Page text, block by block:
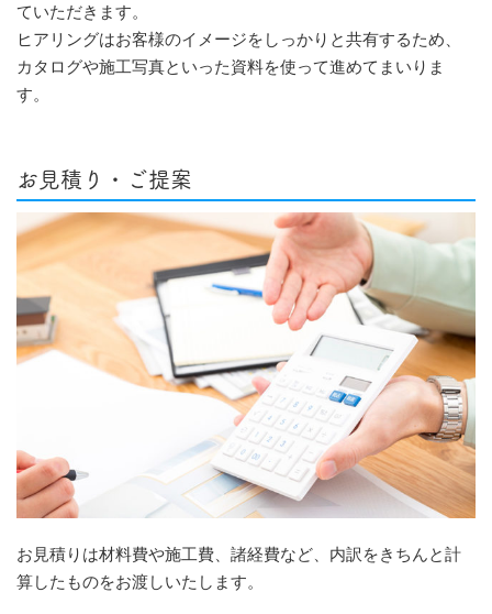
ていただきます。
ヒアリングはお客様のイメージをしっかりと共有するため、
カタログや施工写真といった資料を使って進めてまいりま
す。
お見積り・ご提案
お見積りは材料費や施工費、諸経費など、内訳をきちんと計
算したものをお渡しいたします。